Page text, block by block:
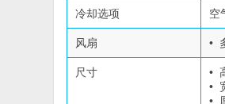
冷却选项 空
风扇 •
尺寸
•
•
•